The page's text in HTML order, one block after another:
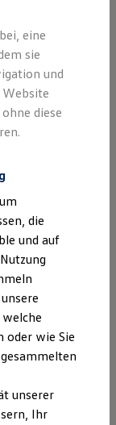
Nutzfahrzeuge
eine
sie
und
diese
die
und auf
oder wie Sie
unserer
Ihr